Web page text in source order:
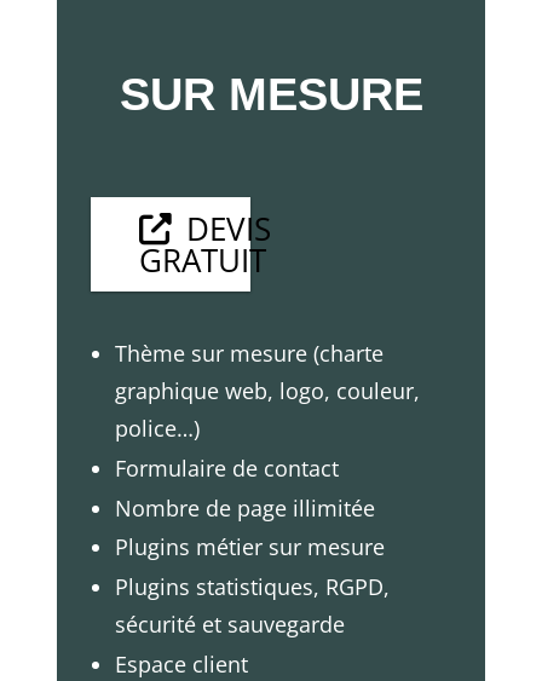
SUR MESURE
DEVIS
GRATUIT
Thème sur mesure (charte
graphique web, logo, couleur,
police…)
Formulaire de contact
Nombre de page illimitée
Plugins métier sur mesure
Plugins statistiques, RGPD,
sécurité et sauvegarde
Espace client